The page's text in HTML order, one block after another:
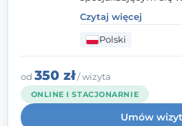
klinicznej.
podyplomowe z
Psychologicznej.
działalności
Psychiatrycznego
Towarzystwa
jestem członkiem
Wielkopolskiego
Czytaj więcej
Polski
od 350 zł/ wizyta
ONLINE I STACJONARNIE
Umów